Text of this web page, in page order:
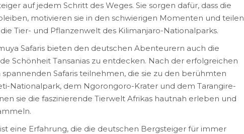
auf jedem Schritt des Weges. Sie sorgen dafür, dass die
motivieren sie in den schwierigen Momenten und teilen
Tier- und Pflanzenwelt des Kilimanjaro-Nationalparks.
Safaris bieten den deutschen Abenteurern auch die
Schönheit Tansanias zu entdecken. Nach der erfolgreichen
Safaris teilnehmen, die sie zu den berühmten
Nationalpark, dem Ngorongoro-Krater und dem Tarangire-
sie die faszinierende Tierwelt Afrikas hautnah erleben und
eine Erfahrung, die die deutschen Bergsteiger für immer